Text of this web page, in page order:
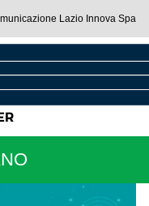
Lazio Innova Spa